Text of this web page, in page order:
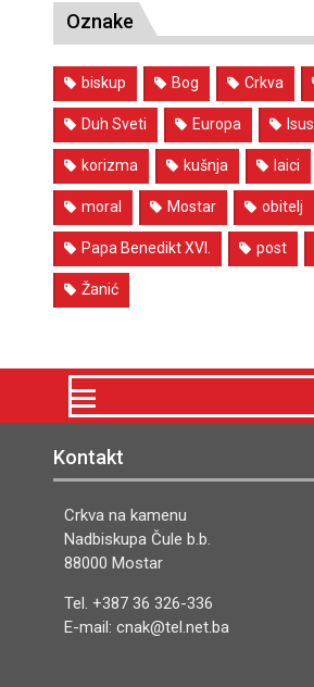
Oznake
biskup Bog Crkva
Duh Sveti Europa Isus
korizma kušnja laici
moral Mostar obitelj
Papa Benedikt XVI. post
Žanić
Kontakt
Crkva na kamenu
Nadbiskupa Čule b.b.
88000 Mostar
Tel. +387 36 326-336
E-mail: cnak@tel.net.ba